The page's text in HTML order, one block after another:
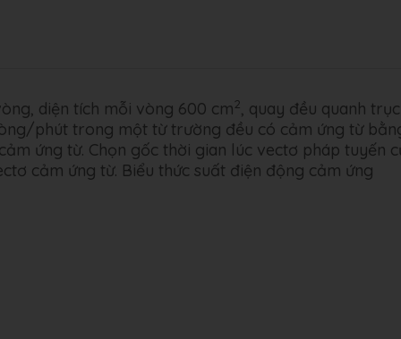
diện tích mỗi vòng 600 cm2, quay đều quanh trục
phút trong một từ trường đều có cảm ứng từ
ứng từ. Chọn gốc thời gian lúc vectơ pháp tuyến
cảm ứng từ. Biểu thức suất điện động cảm ứng